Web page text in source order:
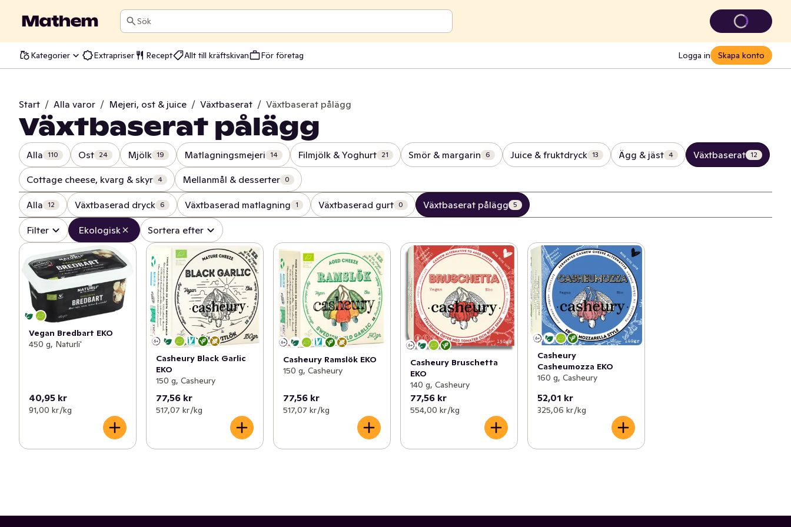
Sök
Kategorier Extrapriser Recept Allt till kräftskivan För företag Logga in Skapa konto
Start / Alla varor / Mejeri, ost & juice / Växtbaserat / Växtbaserat pålägg
Växtbaserat pålägg
Alla 110 Ost 24 Mjölk 19 Matlagningsmejeri 14 Filmjölk & Yoghurt 21 Smör & margarin 6 Juice & fruktdryck 13 Ägg & jäst 4 Växtbaserat 12
Cottage cheese, kvarg & skyr 4 Mellanmål & desserter 0
Alla 12 Växtbaserad dryck 6 Växtbaserad matlagning 1 Växtbaserad gurt 0 Växtbaserat pålägg 5
Filter Sortera efter
Ekologisk
Vegan Bredbart EKO
450 g, Naturli'
40,95 kr
91,00 kr /kg
Casheury Black Garlic
EKO
150 g, Casheury
77,56 kr
517,07 kr /kg
Casheury Ramslök EKO
150 g, Casheury
77,56 kr
517,07 kr /kg
Casheury Bruschetta
EKO
140 g, Casheury
77,56 kr
554,00 kr /kg
Casheury
Casheumozza EKO
160 g, Casheury
52,01 kr
325,06 kr /kg